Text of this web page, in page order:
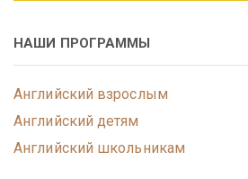
НАШИ ПРОГРАММЫ
Английский взрослым
Английский детям
Английский школьникам